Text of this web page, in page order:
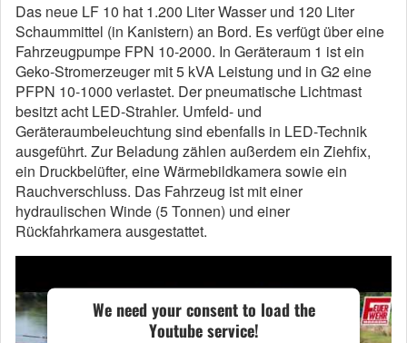
Das neue LF 10 hat 1.200 Liter Wasser und 120 Liter
Schaummittel (in Kanistern) an Bord. Es verfügt über eine
Fahrzeugpumpe FPN 10-2000. In Geräteraum 1 ist ein
Geko-Stromerzeuger mit 5 kVA Leistung und in G2 eine
PFPN 10-1000 verlastet. Der pneumatische Lichtmast
besitzt acht LED-Strahler. Umfeld- und
Geräteraumbeleuchtung sind ebenfalls in LED-Technik
ausgeführt. Zur Beladung zählen außerdem ein Ziehfix,
ein Druckbelüfter, eine Wärmebildkamera sowie ein
Rauchverschluss. Das Fahrzeug ist mit einer
hydraulischen Winde (5 Tonnen) und einer
Rückfahrkamera ausgestattet.
We need your consent to load the
Youtube service!